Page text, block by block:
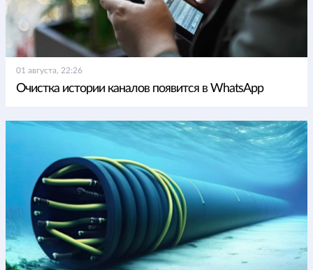
01 августа, 22:26
Очистка истории каналов появится в WhatsApp